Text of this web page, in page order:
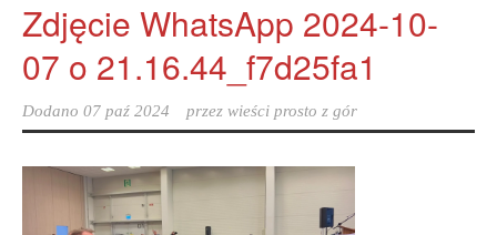
Zdjęcie WhatsApp 2024-10-
07 o 21.16.44_f7d25fa1
Dodano 07 paź 2024 przez wieści prosto z gór